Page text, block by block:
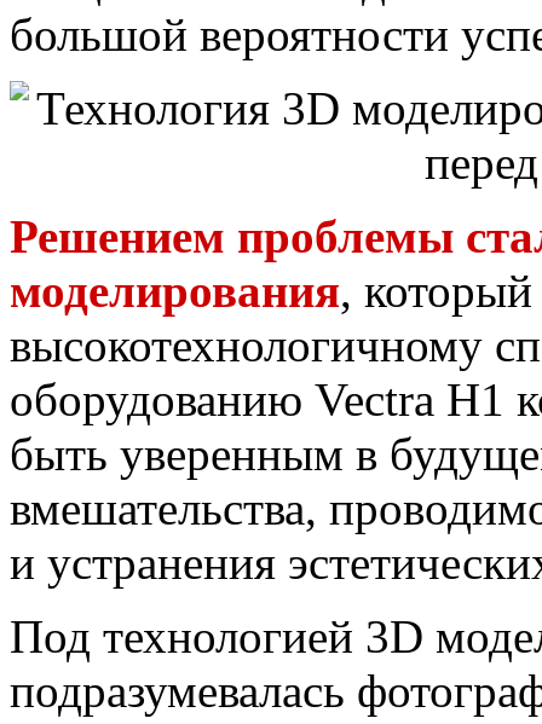
большой вероятности
Решением проблемы
моделирования, который
высокотехнологичному
оборудованию Vectra H1
быть уверенным в
вмешательства,
и устранения
Под технологией 3D
подразумевалась